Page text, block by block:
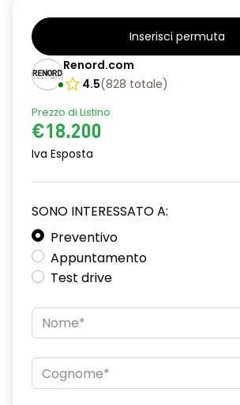
Alzacristalli elettrici posteriori
Barre tetto modulari nere
Bracciolo anteriore con vano portaoggetti
Chiave pieghevole a 3 pulsanti
Distance warning avviso distanza di
Driver display con schermo TFT da 3,5''
Eco Mode
compatibile 2G/3G o 4G/5G in base al
Firma luminosa pixelata con fari full LED
HARM03
Inserisci permuta
Renord.com
4.5(828 totale)
Prezzo di Listino
€18.200
Iva Esposta
SONO INTERESSATO A:
Preventivo
Appuntamento
Test drive